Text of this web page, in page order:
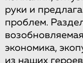
руки и
проблем.
экономика,
из наших